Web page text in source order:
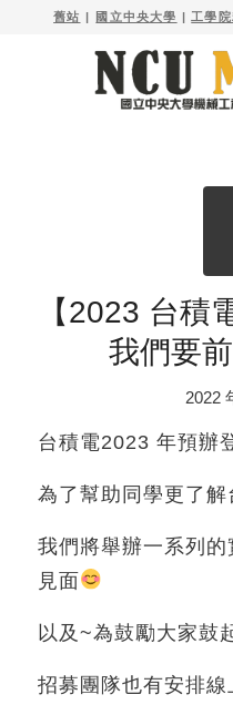
舊站 | 國立中央大學 | 工學
【2023 台積
我們要
2022
台積電2023 年預辦
為了幫助同學更了
我們將舉辦一系列
見面
以及~為鼓勵大家鼓
招募團隊也有安排